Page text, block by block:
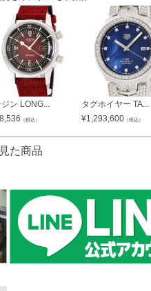
ン LONG...
（税込）
タグホイヤー TA...
¥1,293,600 （税込）
た商品